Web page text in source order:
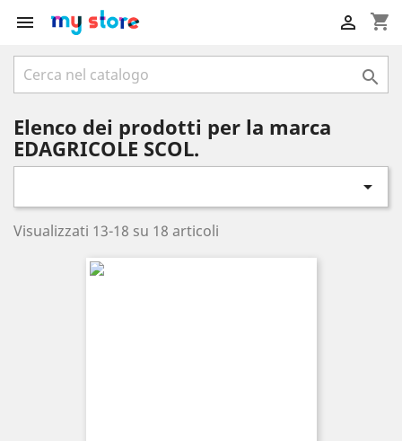
 shopping_cart


Elenco dei prodotti per la marca
EDAGRICOLE SCOL.

Visualizzati 13-18 su 18 articoli